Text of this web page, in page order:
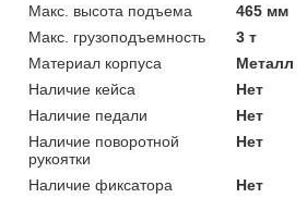
Макс. высота подъема
465 мм
Макс. грузоподъемность
3 т
Материал корпуса
Металл
Наличие кейса
Нет
Наличие педали
Нет
Наличие поворотной
рукоятки
Нет
Наличие фиксатора
Нет